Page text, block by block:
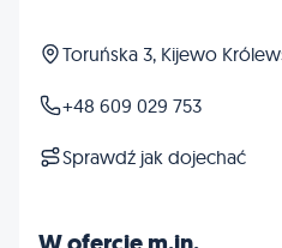
Toruńska 3, Kijewo
+48 609 029 753
Sprawdź jak dojechać